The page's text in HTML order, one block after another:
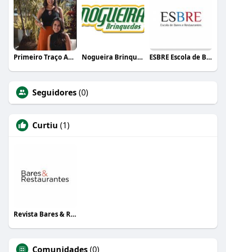
Primeiro Traço Arquitetura Nogueira Brinquedos ESBRE Escola de Bares e Restaurantes
Seguidores(0)
Curtiu (1)
Revista Bares & Restaurantes
Comunidades(0)